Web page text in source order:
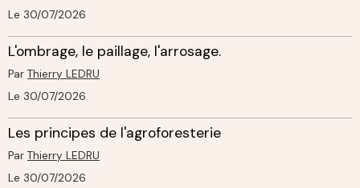
Le 30/07/2026
L'ombrage, le paillage, l'arrosage.
Par Thierry LEDRU
Le 30/07/2026
Les principes de l'agroforesterie
Par Thierry LEDRU
Le 30/07/2026